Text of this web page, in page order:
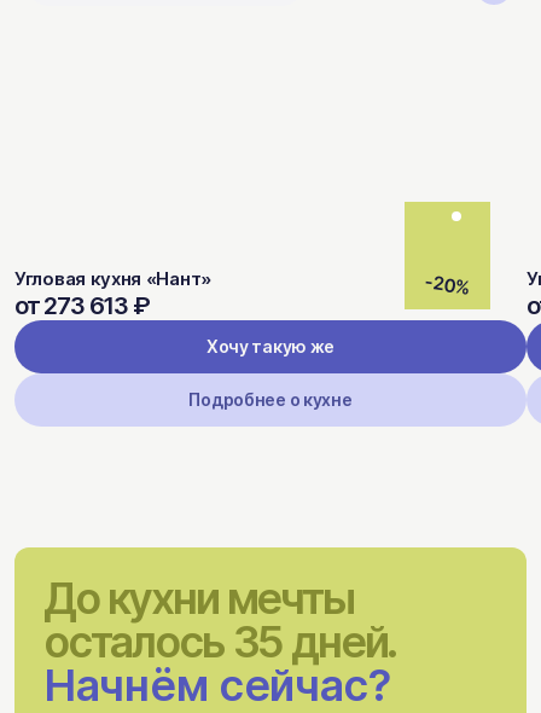
-20%
Угловая кухня «Нант»
от 273 613 ₽
Хочу такую же
Подробнее о кухне
До кухни мечты
осталось 35 дней.
Начнём сейчас?